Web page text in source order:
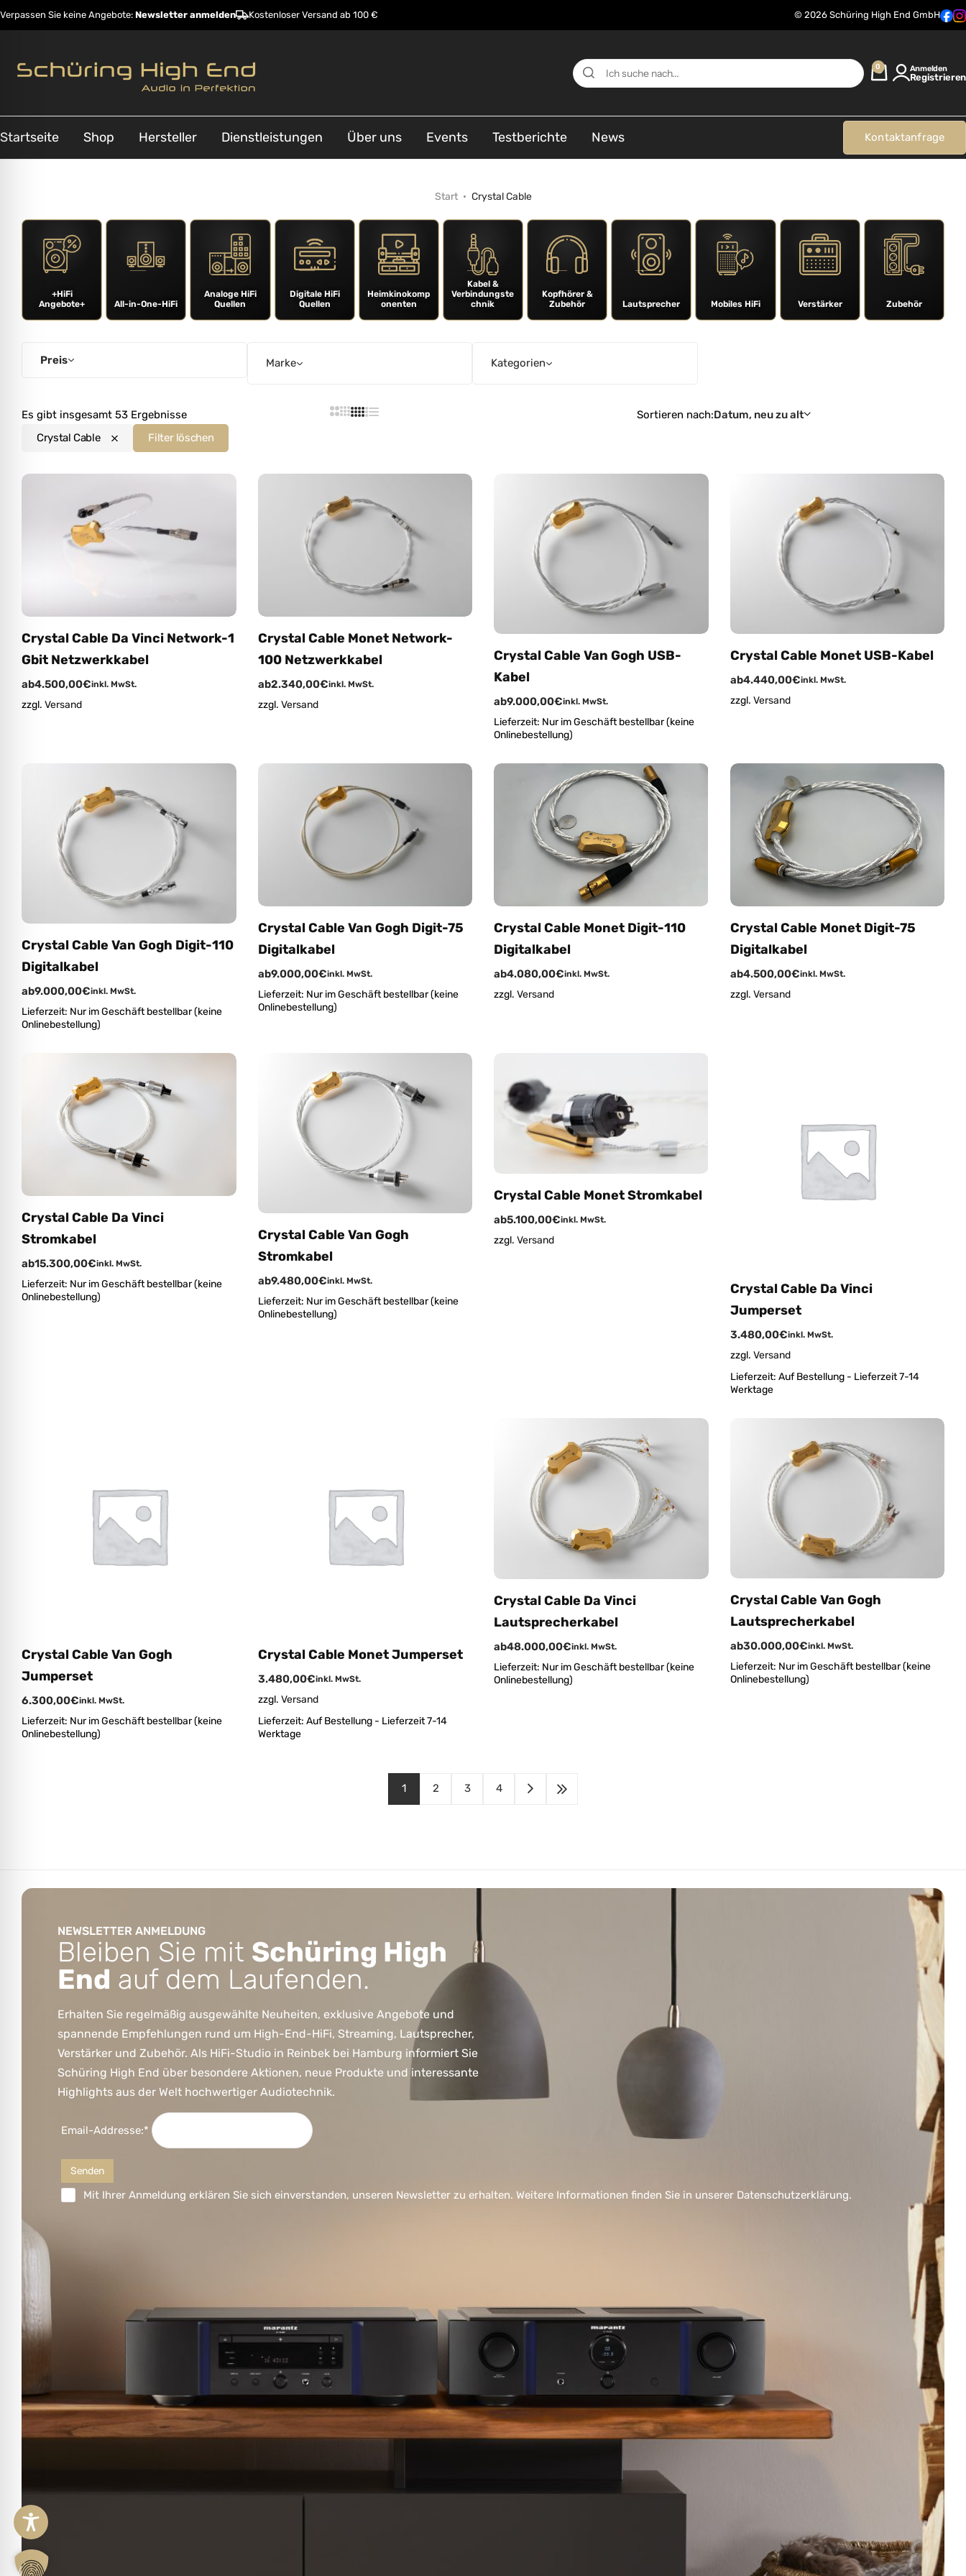
Verpassen Sie keine Angebote: Newsletter anmelden Kostenloser Versand ab 100 € © 2026 Schüring High End GmbH
0 Anmelden
Registrieren
Startseite Shop Hersteller Dienstleistungen Über uns Events Testberichte News Kontaktanfrage
Start Crystal Cable
+HiFi
Angebote+
All-in-One-HiFi
Analoge HiFi
Quellen
Digitale HiFi
Quellen
Heimkinokomp
onenten
Kabel &
Verbindungste
chnik
Kopfhörer &
Zubehör
Lautsprecher Mobiles HiFi Verstärker Zubehör
Preis Marke Kategorien
Es gibt insgesamt 53 Ergebnisse Sortieren nach:Datum, neu zu alt
Crystal Cable
Filter löschen
Crystal Cable Da Vinci Network-1
Gbit Netzwerkkabel
ab4.500,00€inkl. MwSt.
zzgl. Versand
Crystal Cable Monet Network-
100 Netzwerkkabel
ab2.340,00€inkl. MwSt.
zzgl. Versand
Crystal Cable Van Gogh USB-
Kabel
ab9.000,00€inkl. MwSt.
Lieferzeit: Nur im Geschäft bestellbar (keine
Onlinebestellung)
Crystal Cable Monet USB-Kabel
ab4.440,00€inkl. MwSt.
zzgl. Versand
Crystal Cable Van Gogh Digit-110
Digitalkabel
ab9.000,00€inkl. MwSt.
Lieferzeit: Nur im Geschäft bestellbar (keine
Onlinebestellung)
Crystal Cable Van Gogh Digit-75
Digitalkabel
ab9.000,00€inkl. MwSt.
Lieferzeit: Nur im Geschäft bestellbar (keine
Onlinebestellung)
Crystal Cable Monet Digit-110
Digitalkabel
ab4.080,00€inkl. MwSt.
zzgl. Versand
Crystal Cable Monet Digit-75
Digitalkabel
ab4.500,00€inkl. MwSt.
zzgl. Versand
Crystal Cable Da Vinci
Stromkabel
ab15.300,00€inkl. MwSt.
Lieferzeit: Nur im Geschäft bestellbar (keine
Onlinebestellung)
Crystal Cable Van Gogh
Stromkabel
ab9.480,00€inkl. MwSt.
Lieferzeit: Nur im Geschäft bestellbar (keine
Onlinebestellung)
Crystal Cable Monet Stromkabel
ab5.100,00€inkl. MwSt.
zzgl. Versand
Crystal Cable Da Vinci
Jumperset
3.480,00€inkl. MwSt.
zzgl. Versand
Lieferzeit: Auf Bestellung - Lieferzeit 7-14
Werktage
Crystal Cable Van Gogh
Jumperset
6.300,00€inkl. MwSt.
Lieferzeit: Nur im Geschäft bestellbar (keine
Onlinebestellung)
Crystal Cable Monet Jumperset
3.480,00€inkl. MwSt.
zzgl. Versand
Lieferzeit: Auf Bestellung - Lieferzeit 7-14
Werktage
Crystal Cable Da Vinci
Lautsprecherkabel
ab48.000,00€inkl. MwSt.
Lieferzeit: Nur im Geschäft bestellbar (keine
Onlinebestellung)
Crystal Cable Van Gogh
Lautsprecherkabel
ab30.000,00€inkl. MwSt.
Lieferzeit: Nur im Geschäft bestellbar (keine
Onlinebestellung)
1 2 3 4
NEWSLETTER ANMELDUNG
Bleiben Sie mit Schüring High
End auf dem Laufenden.
Erhalten Sie regelmäßig ausgewählte Neuheiten, exklusive Angebote und
spannende Empfehlungen rund um High-End-HiFi, Streaming, Lautsprecher,
Verstärker und Zubehör. Als HiFi-Studio in Reinbek bei Hamburg informiert Sie
Schüring High End über besondere Aktionen, neue Produkte und interessante
Highlights aus der Welt hochwertiger Audiotechnik.
Email-Addresse:*
Mit Ihrer Anmeldung erklären Sie sich einverstanden, unseren Newsletter zu erhalten. Weitere Informationen finden Sie in unserer Datenschutzerklärung.
sicherer Modus